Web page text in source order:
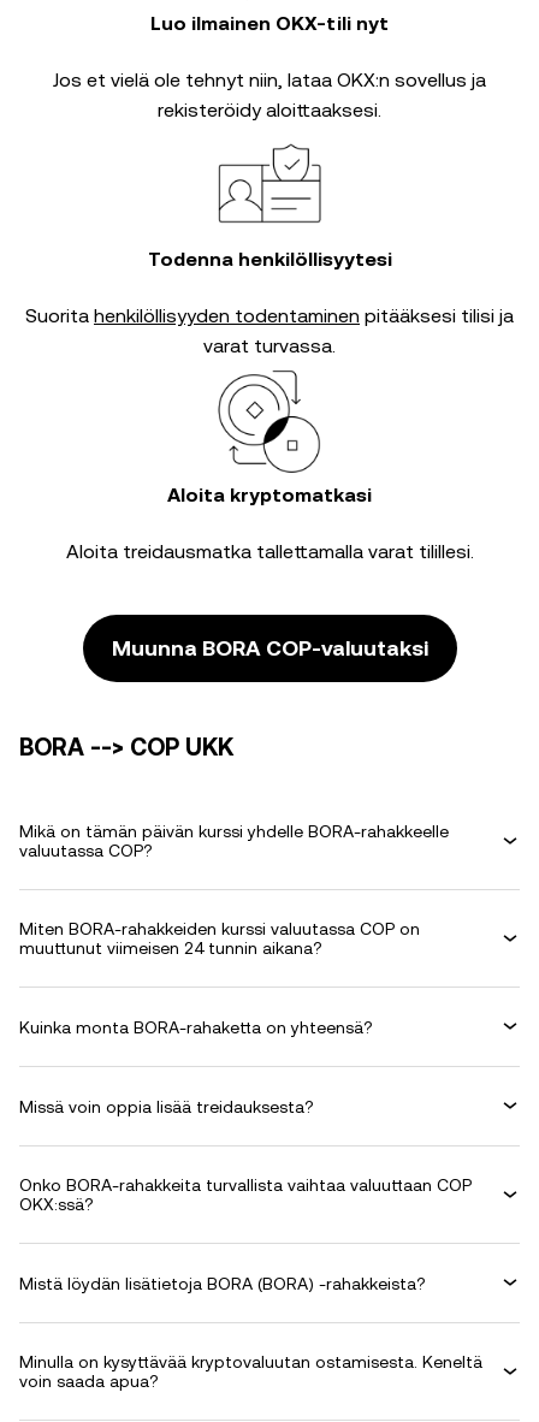
Luo ilmainen OKX-tili nyt
Jos et vielä ole tehnyt niin, lataa OKX:n sovellus ja
rekisteröidy aloittaaksesi.
Todenna henkilöllisyytesi
Suorita henkilöllisyyden todentaminen pitääksesi tilisi ja
varat turvassa.
Aloita kryptomatkasi
Aloita treidausmatka tallettamalla varat tilillesi.
Muunna BORA COP-valuutaksi
BORA --> COP UKK
Mikä on tämän päivän kurssi yhdelle BORA-rahakkeelle
valuutassa COP?
Miten BORA-rahakkeiden kurssi valuutassa COP on
muuttunut viimeisen 24 tunnin aikana?
Kuinka monta BORA-rahaketta on yhteensä?
Missä voin oppia lisää treidauksesta?
Onko BORA-rahakkeita turvallista vaihtaa valuuttaan COP
OKX:ssä?
Mistä löydän lisätietoja BORA (BORA) -rahakkeista?
Minulla on kysyttävää kryptovaluutan ostamisesta. Keneltä
voin saada apua?